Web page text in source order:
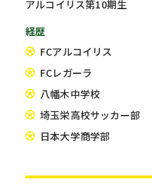
アルコイリス第10期生
経歴
FCアルコイリス
FCレガーラ
八幡木中学校
埼玉栄高校サッカー部
日本大学商学部